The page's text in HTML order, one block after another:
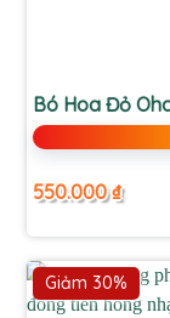
Bó Hoa Đỏ
550.000₫
Giảm 30%